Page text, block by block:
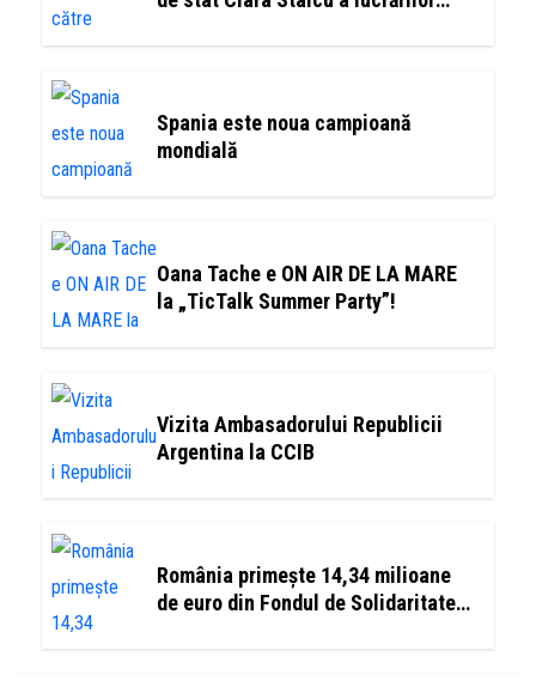
Spania este noua campioană
mondială
Oana Tache e ON AIR DE LA MARE
la „TicTalk Summer Party”!
Vizita Ambasadorului Republicii
Argentina la CCIB
România primește 14,34 milioane
de euro din Fondul de Solidaritate